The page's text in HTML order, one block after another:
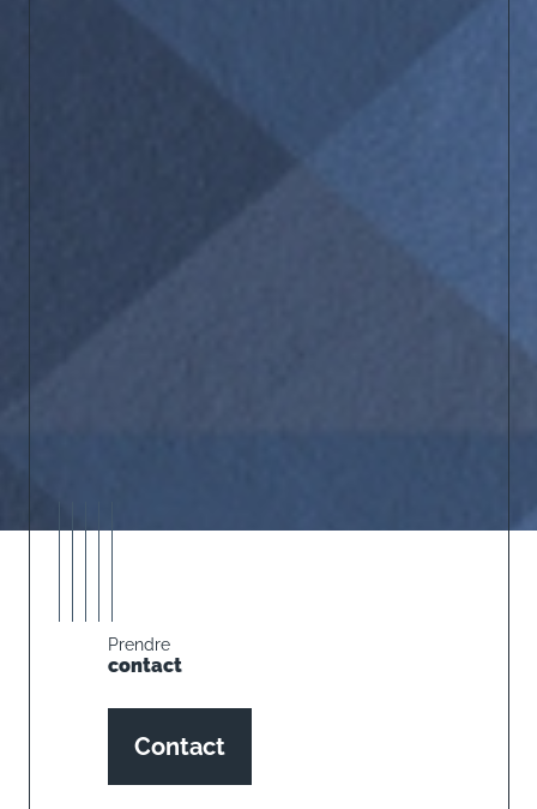
Prendre
contact
Contact